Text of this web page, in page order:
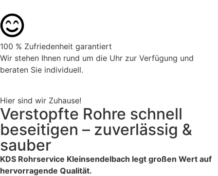
100 % Zufriedenheit garantiert
Wir stehen Ihnen rund um die Uhr zur Verfügung und
beraten Sie individuell.
Hier sind wir Zuhause!
Verstopfte Rohre schnell
beseitigen – zuverlässig &
sauber
KDS Rohrservice Kleinsendelbach legt großen Wert auf
hervorragende Qualität.